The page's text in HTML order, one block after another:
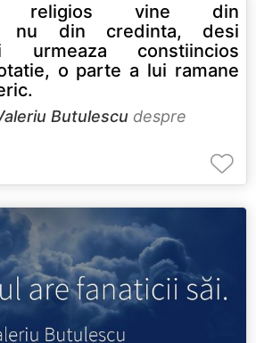
religios vine din
nu din credinta, desi
urmeaza constiincios
o parte a lui ramane
Butulescu despre